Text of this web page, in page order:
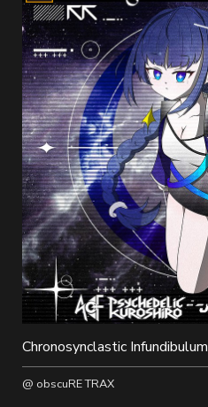
Chronosynclastic Infundibulum
@ obscuRE TRAX